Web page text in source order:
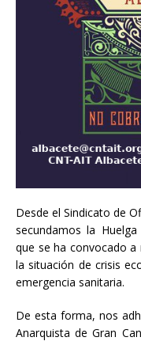
Desde el Sindicato de
secundamos la
que se ha convocado a
la situación de crisis
emergencia sanitaria.
De esta forma, nos
Anarquista de Gran